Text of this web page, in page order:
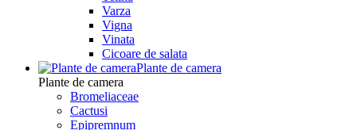
Varza
Vigna
Vinata
Сicoare de salata
Plante de camera
Plante de camera
Bromeliaceae
Cactusi
Epipremnum